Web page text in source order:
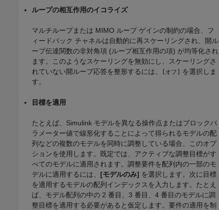
ループの相互作用のイコライズ
マルチループまたは MIMO ループ ゲインの制約の場合、フ
ィードバック チャネルは自動的に再スケーリングされ、開ル
ープ伝達関数の非対角項 (ループ相互作用の項) が均等化され
ます。このようなスケーリングを無効にし、スケーリングさ
れていない開ループ応答を整形するには、
[オフ]
を選択しま
す。
目標を適用
たとえば、Simulink モデルを異なる操作点またはブロックパ
ラメーター値で線形化することによって得られるモデルの配
列などの複数のモデルを同時に調整している場合、このオプ
ションを使用します。既定では、アクティブな調整目標がす
べてのモデルに適用されます。調整要件を配列内の一部のモ
デルに適用するには、 [モデルのみ] を選択します。次に目標
を適用するモデルの配列インデックスを入力します。たとえ
ば、モデル配列の中の 2 番目、3 番目、4 番目のモデルに調
整目標を適用する必要があると仮定します。要件の適用を制